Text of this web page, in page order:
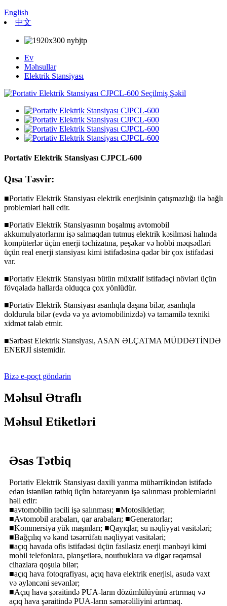
English
中文
Ev
Məhsullar
Elektrik Stansiyası
Portativ Elektrik Stansiyası CJPCL-600
Qısa Təsvir:
■Portativ Elektrik Stansiyası elektrik enerjisinin çatışmazlığı ilə bağlı
problemləri həll edir.
■Portativ Elektrik Stansiyasının boşalmış avtomobil
akkumulyatorlarını işə salmaqdan tutmuş elektrik kəsilməsi halında
kompüterlər üçün enerji təchizatına, peşəkar və hobbi məqsədləri
üçün real enerji stansiyası kimi istifadəsinə qədər bir çox istifadəsi
var.
■Portativ Elektrik Stansiyası bütün müxtəlif istifadəçi növləri üçün
fövqəladə hallarda olduqca çox yönlüdür.
■Portativ Elektrik Stansiyası asanlıqla daşına bilər, asanlıqla
doldurula bilər (evdə və ya avtomobilinizdə) və tamamilə texniki
xidmət tələb etmir.
■Sərbəst Elektrik Stansiyası, ASAN ƏLÇATMA MÜDDƏTİNDƏ
ENERJİ sistemidir.
Bizə e-poçt göndərin
Məhsul Ətraflı
Məhsul Etiketləri
Əsas Tətbiq
Portativ Elektrik Stansiyası daxili yanma mühərrikindən istifadə
edən istənilən tətbiq üçün batareyanın işə salınması problemlərini
həll edir:
■avtomobilin təcili işə salınması; ■Motosikletlər;
■Avtomobil arabaları, qar arabaları; ■Generatorlar;
■Kommersiya yük maşınları; ■Qayıqlar, su nəqliyyat vasitələri;
■Bağçılıq və kənd təsərrüfatı nəqliyyat vasitələri;
■açıq havada ofis istifadəsi üçün fasiləsiz enerji mənbəyi kimi
mobil telefonlara, planşetlərə, noutbuklara və digər rəqəmsal
cihazlara qoşula bilər;
■açıq hava fotoqrafiyası, açıq hava elektrik enerjisi, asudə vaxt
və əyləncəni sevənlər;
■Açıq hava şəraitində PUA-ların dözümlülüyünü artırmaq və
açıq hava şəraitində PUA-ların səmərəliliyini artırmaq.